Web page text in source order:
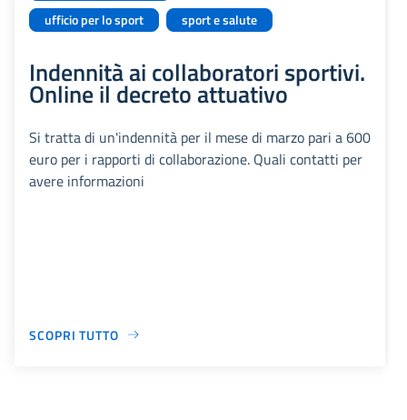
ufficio per lo sport
sport e salute
Indennità ai collaboratori sportivi.
Online il decreto attuativo
Si tratta di un'indennità per il mese di marzo pari a 600
euro per i rapporti di collaborazione. Quali contatti per
avere informazioni
SCOPRI TUTTO